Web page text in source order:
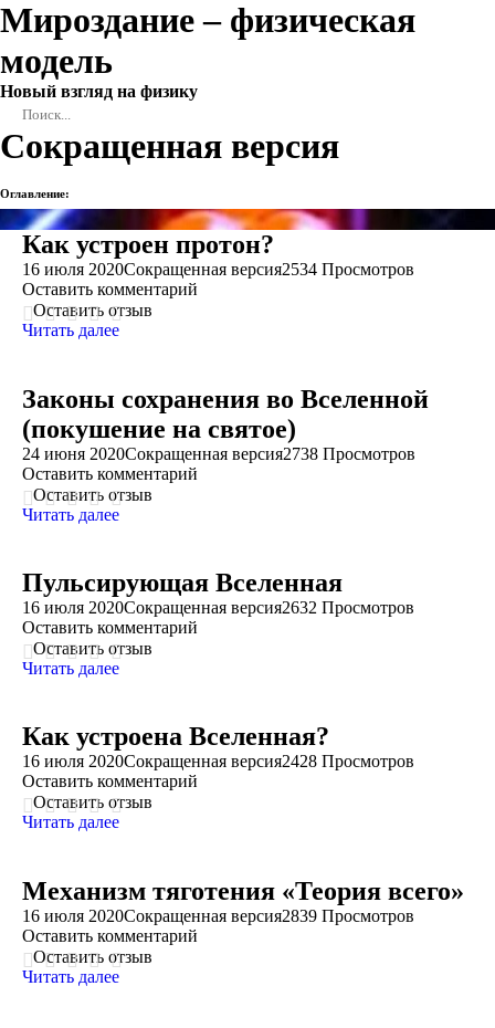
Мироздание – физическая
модель
Новый взгляд на физику
Сокращенная версия
Оглавление:
Как устроен протон?
16 июля 2020Сокращенная версия2534 Просмотров
Оставить комментарий
Оставить отзыв
Читать далее
Законы сохранения во Вселенной
(покушение на святое)
24 июня 2020Сокращенная версия2738 Просмотров
Оставить комментарий
Оставить отзыв
Читать далее
Пульсирующая Вселенная
16 июля 2020Сокращенная версия2632 Просмотров
Оставить комментарий
Оставить отзыв
Читать далее
Как устроена Вселенная?
16 июля 2020Сокращенная версия2428 Просмотров
Оставить комментарий
Оставить отзыв
Читать далее
Механизм тяготения «Теория всего»
16 июля 2020Сокращенная версия2839 Просмотров
Оставить комментарий
Оставить отзыв
Читать далее